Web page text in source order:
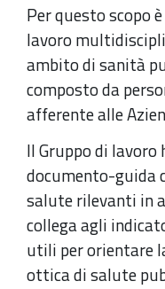
Per questo scopo
lavoro
ambito di sanità
composto da
afferente alle
Il Gruppo di lavoro
documento-guida
salute rilevanti in
collega agli
utili per orientare
ottica di salute